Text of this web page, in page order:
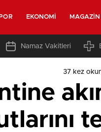
EKONOMI MAGAZIN
Namaz Vakitleri
37 kez